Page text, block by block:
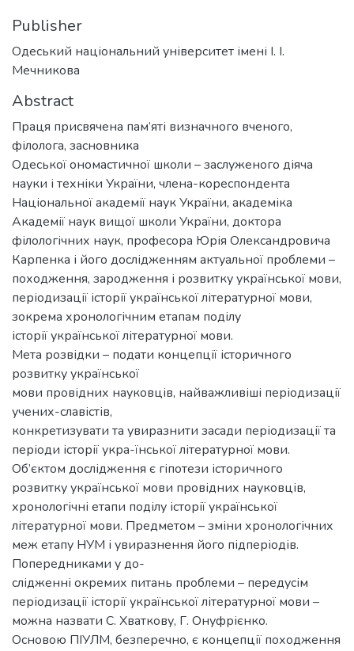
Publisher
Одеський національний університет імені І. І.
Мечникова
Abstract
Праця присвячена пам’яті визначного вченого,
філолога, засновника
Одеської ономастичної школи – заслуженого діяча
науки і техніки України, члена-кореспондента
Національної академії наук України, академіка
Академії наук вищої школи України, доктора
філологічних наук, професора Юрія Олександровича
Карпенка і його дослідженням актуальної проблеми –
походження, зародження і розвитку української мови,
періодизації історії української літературної мови,
зокрема хронологічним етапам поділу
історії української літературної мови.
Мета розвідки – подати концепції історичного
розвитку української
мови провідних науковців, найважливіші періодизації
учених-славістів,
конкретизувати та увиразнити засади періодизації та
періоди історії укра-їнської літературної мови.
Об’єктом дослідження є гіпотези історичного
розвитку української мови провідних науковців,
хронологічні етапи поділу історії української
літературної мови. Предметом – зміни хронологічних
меж етапу НУМ і увиразнення його підперіодів.
Попередниками у до-
слідженні окремих питань проблеми – передусім
періодизації історії української літературної мови –
можна назвати С. Хваткову, Г. Онуфрієнко.
Основою ПІУЛМ, безперечно, є концепції походження